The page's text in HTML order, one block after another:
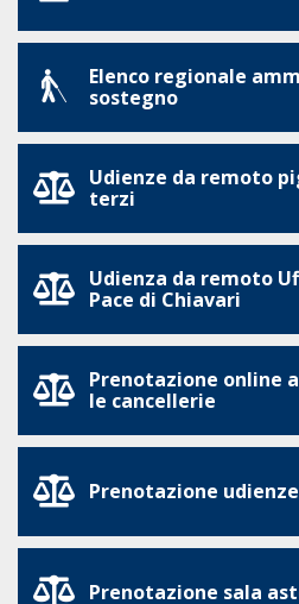
Elenco regionale
sostegno
Udienze da remoto
terzi
Udienza da remoto
Pace di Chiavari
Prenotazione online
le cancellerie
Prenotazione
Prenotazione sala